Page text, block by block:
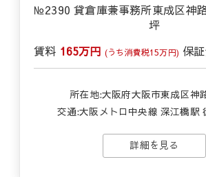
№2390 貸倉庫兼事務所東成区神
坪
賃料 165万円 (うち消費税15万円) 保
所在地:大阪府大阪市東成区神
交通:大阪メトロ中央線 深江橋駅
詳細を見る